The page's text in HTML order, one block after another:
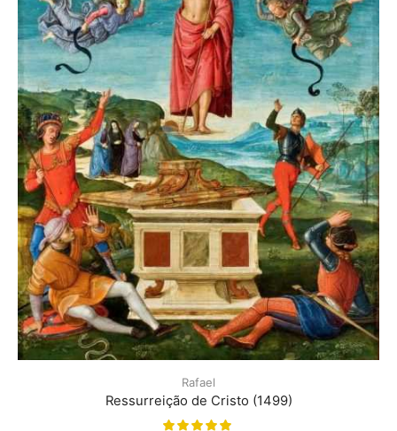
Rafael
Ressurreição de Cristo (1499)